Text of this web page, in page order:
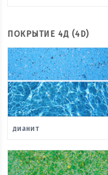
ПОКРЫТИЕ 4Д (4D)
дианит